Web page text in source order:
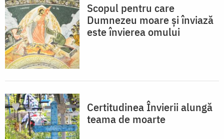
Scopul pentru care
Dumnezeu moare și înviază
este învierea omului
Certitudinea Învierii alungă
teama de moarte